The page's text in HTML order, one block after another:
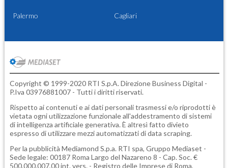
Palermo Cagliari
Copyright © 1999-2020 RTI S.p.A. Direzione Business Digital -
P.Iva 03976881007 - Tutti i diritti riservati.
Rispetto ai contenuti e ai dati personali trasmessi e/o riprodotti è
vietata ogni utilizzazione funzionale all'addestramento di sistemi
di intelligenza artificiale generativa. È altresì fatto divieto
espresso di utilizzare mezzi automatizzati di data scraping.
Per la pubblicità Mediamond S.p.a. RTI spa, Gruppo Mediaset -
Sede legale: 00187 Roma Largo del Nazareno 8 - Cap. Soc. €
500.000.007,00 int. vers. - Registro delle Imprese di Roma,